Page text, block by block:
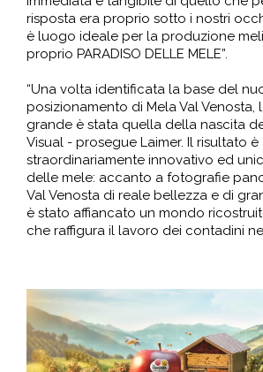
risposta era proprio sotto i nostri
è luogo ideale per la produzione
proprio PARADISO DELLE MELE”.
“Una volta identificata la base del
posizionamento di Mela Val Venosta,
grande è stata quella della nascita
Visual - prosegue Laimer. Il risultato è
straordinariamente innovativo ed
delle mele: accanto a fotografie
Val Venosta di reale bellezza e di
è stato affiancato un mondo
che raffigura il lavoro dei contadini